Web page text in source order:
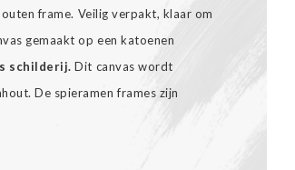
frame. Veilig verpakt, klaar om
gemaakt op een katoenen
schilderij. Dit canvas wordt
De spieramen frames zijn